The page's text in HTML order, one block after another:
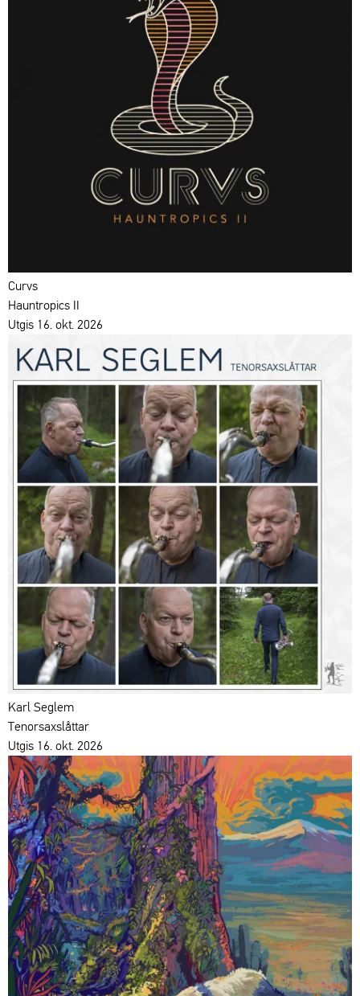
Curvs
Hauntropics II
Utgis 16. okt. 2026
Karl Seglem
Tenorsaxslåttar
Utgis 16. okt. 2026